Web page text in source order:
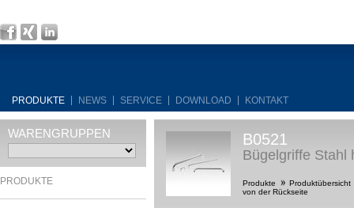
PRODUKTE NEWS SERVICE DOWNLOAD KONTAKT
WARENGRUPPEN
PRODUKTE
B0521
Bügelgriffe Stahl
Produkte
Produktübersicht
von der Rückseite